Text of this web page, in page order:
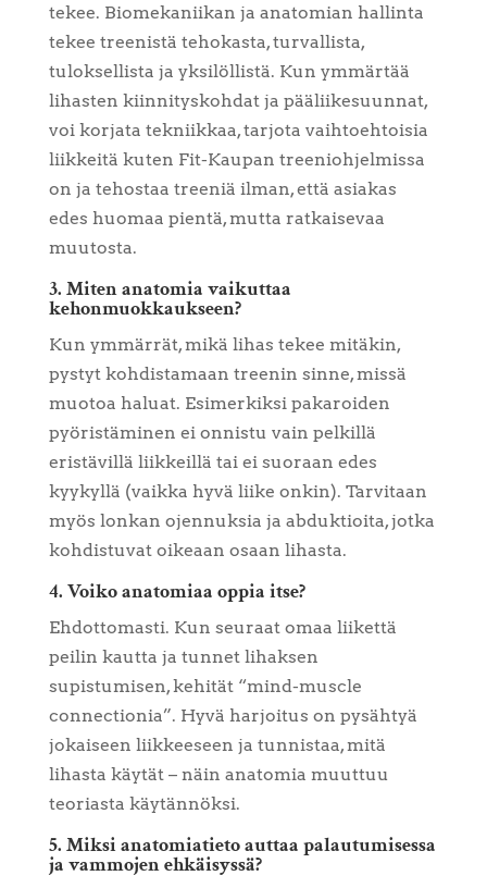
tekee. Biomekaniikan ja anatomian hallinta
tekee treenistä tehokasta, turvallista,
tuloksellista ja yksilöllistä. Kun ymmärtää
lihasten kiinnityskohdat ja pääliikesuunnat,
voi korjata tekniikkaa, tarjota vaihtoehtoisia
liikkeitä kuten Fit-Kaupan treeniohjelmissa
on ja tehostaa treeniä ilman, että asiakas
edes huomaa pientä, mutta ratkaisevaa
muutosta.
3. Miten anatomia vaikuttaa
kehonmuokkaukseen?
Kun ymmärrät, mikä lihas tekee mitäkin,
pystyt kohdistamaan treenin sinne, missä
muotoa haluat. Esimerkiksi pakaroiden
pyöristäminen ei onnistu vain pelkillä
eristävillä liikkeillä tai ei suoraan edes
kyykyllä (vaikka hyvä liike onkin). Tarvitaan
myös lonkan ojennuksia ja abduktioita, jotka
kohdistuvat oikeaan osaan lihasta.
4. Voiko anatomiaa oppia itse?
Ehdottomasti. Kun seuraat omaa liikettä
peilin kautta ja tunnet lihaksen
supistumisen, kehität “mind-muscle
connectionia”. Hyvä harjoitus on pysähtyä
jokaiseen liikkeeseen ja tunnistaa, mitä
lihasta käytät – näin anatomia muuttuu
teoriasta käytännöksi.
5. Miksi anatomiatieto auttaa palautumisessa
ja vammojen ehkäisyssä?